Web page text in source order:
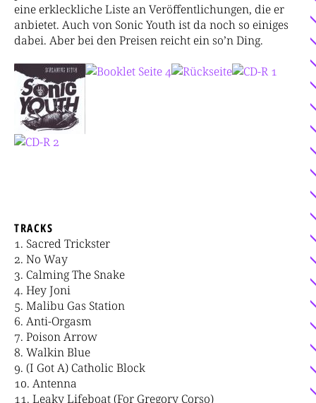
eine erkleckliche Liste an Veröffentlichungen, die er
anbietet. Auch von Sonic Youth ist da noch so einiges
dabei. Aber bei den Preisen reicht ein so’n Ding.
TRACKS
Sacred Trickster
No Way
Calming The Snake
Hey Joni
Malibu Gas Station
Anti-Orgasm
Poison Arrow
Walkin Blue
(I Got A) Catholic Block
Antenna
Leaky Lifeboat (For Gregory Corso)